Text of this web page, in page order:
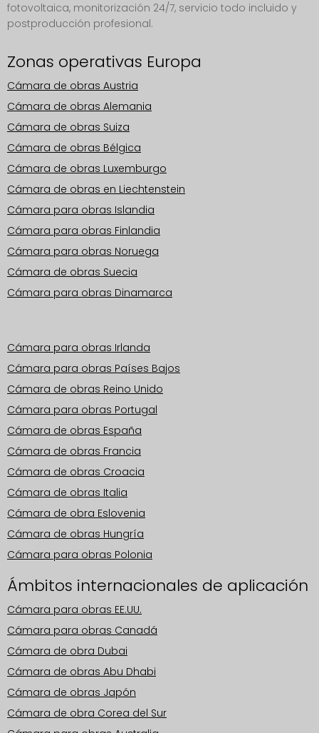
fotovoltaica, monitorización 24/7, servicio todo incluido y
postproducción profesional.
Zonas operativas Europa
Cámara de obras Austria
Cámara de obras Alemania
Cámara de obras Suiza
Cámara de obras Bélgica
Cámara de obras Luxemburgo
Cámara de obras en Liechtenstein
Cámara para obras Islandia
Cámara para obras Finlandia
Cámara para obras Noruega
Cámara de obras Suecia
Cámara para obras Dinamarca
Cámara para obras Irlanda
Cámara para obras Países Bajos
Cámara de obras Reino Unido
Cámara para obras Portugal
Cámara de obras España
Cámara de obras Francia
Cámara de obras Croacia
Cámara de obras Italia
Cámara de obra Eslovenia
Cámara de obras Hungría
Cámara para obras Polonia
Ámbitos internacionales de aplicación
Cámara para obras EE.UU.
Cámara para obras Canadá
Cámara de obra Dubai
Cámara de obras Abu Dhabi
Cámara de obras Japón
Cámara de obra Corea del Sur